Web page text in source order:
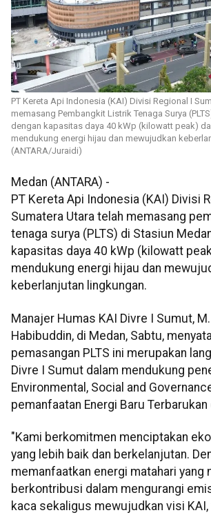
PT Kereta Api Indonesia (KAI) Divisi Regional I
memasang Pembangkit Listrik Tenaga Surya
dengan kapasitas daya 40 kWp (kilowatt peak)
mendukung energi hijau dan mewujudkan
(ANTARA/Juraidi)
Medan (ANTARA) -
PT Kereta Api Indonesia (KAI) Divisi
Sumatera Utara telah memasang
tenaga surya (PLTS) di Stasiun
kapasitas daya 40 kWp (kilowatt
mendukung energi hijau dan
keberlanjutan lingkungan.
Manajer Humas KAI Divre I Sumut, M.
Habibuddin, di Medan, Sabtu,
pemasangan PLTS ini merupakan
Divre I Sumut dalam mendukung
Environmental, Social and
pemanfaatan Energi Baru Terbarukan
"Kami berkomitmen menciptakan
yang lebih baik dan berkelanjutan.
memanfaatkan energi matahari yang
berkontribusi dalam mengurangi
kaca sekaligus mewujudkan visi KAI,